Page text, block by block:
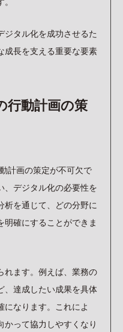
ジタル化を成功させるた
成長を支える重要な要素
行動計画の策
計画の策定が不可欠で
、デジタル化の必要性を
析を通じて、どの分野に
明確にすることができま
れます。例えば、業務の
、達成したい成果を具体
になります。これによ
かって協力しやすくなり